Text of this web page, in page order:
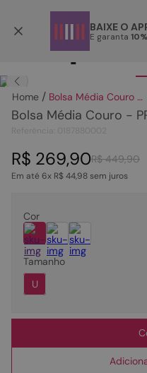
BAIXE O
E garanta
Bolsa Média Couro - PRETA
Bolsa Média Couro -
R$ 449,90
R$ 269,90
Em até6x R$44,98sem juros
Cor
Tamanho
U
1
2º
tenis
4º
sandalia
5º
rasteira
bolsa
sapatilha
óculos